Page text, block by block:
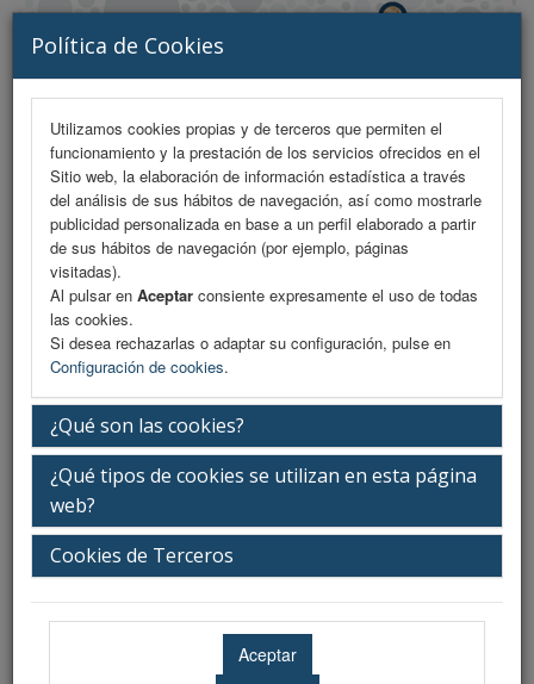
Política de Cookies
Utilizamos cookies propias y de terceros que permiten el
funcionamiento y la prestación de los servicios ofrecidos en el
Sitio web, la elaboración de información estadística a través
del análisis de sus hábitos de navegación, así como mostrarle
publicidad personalizada en base a un perfil elaborado a partir
de sus hábitos de navegación (por ejemplo, páginas
visitadas).
Al pulsar en Aceptar consiente expresamente el uso de todas
las cookies.
Si desea rechazarlas o adaptar su configuración, pulse en
Configuración de cookies.
¿Qué son las cookies?
¿Qué tipos de cookies se utilizan en esta página
web?
Cookies de Terceros
MENU
Inauguración
Miércoles 11 de marzo
08:50-09:00h.
Ubicación: Salón de Actos - Hospital
Universitario Virgen de las Nieves